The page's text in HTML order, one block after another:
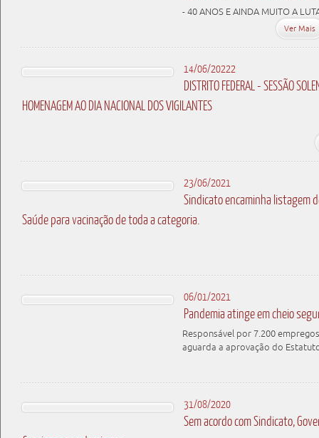
- 40 ANOS E AINDA MUITO A
Ver Mais
14/06/20222
DISTRITO FEDERAL - SESSÃO
HOMENAGEM AO DIA NACIONAL DOS VIGILANTES
23/06/2021
Sindicato encaminha listagem
Saúde para vacinação de toda a categoria.
06/01/2021
Pandemia atinge em cheio
Responsável por 7.200
aguarda a aprovação do
31/08/2020
Sem acordo com Sindicato,